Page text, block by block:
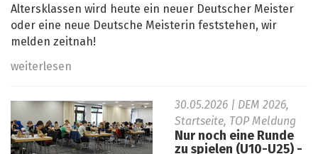
Altersklassen wird heute ein neuer Deutscher Meister
oder eine neue Deutsche Meisterin feststehen, wir
melden zeitnah!
weiterlesen
30.05.2026 | DEM 2026,
Startseite, TOP Meldung
Nur noch eine Runde
zu spielen (U10-U25) -